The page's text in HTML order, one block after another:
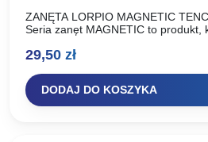
ZANĘTA LORPIO MAGNETIC
Seria zanęt MAGNETIC to produkt,
stwierdzić, że…
29,50 zł
DODAJ DO KOSZYKA